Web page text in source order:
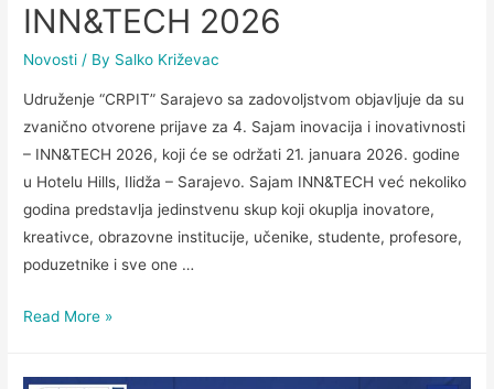
INN&TECH 2026
Novosti / By Salko Križevac
Udruženje “CRPIT” Sarajevo sa zadovoljstvom objavljuje da su
zvanično otvorene prijave za 4. Sajam inovacija i inovativnosti
– INN&TECH 2026, koji će se održati 21. januara 2026. godine
u Hotelu Hills, Ilidža – Sarajevo. Sajam INN&TECH već nekoliko
godina predstavlja jedinstvenu skup koji okuplja inovatore,
kreativce, obrazovne institucije, učenike, studente, profesore,
poduzetnike i sve one …
Read More »